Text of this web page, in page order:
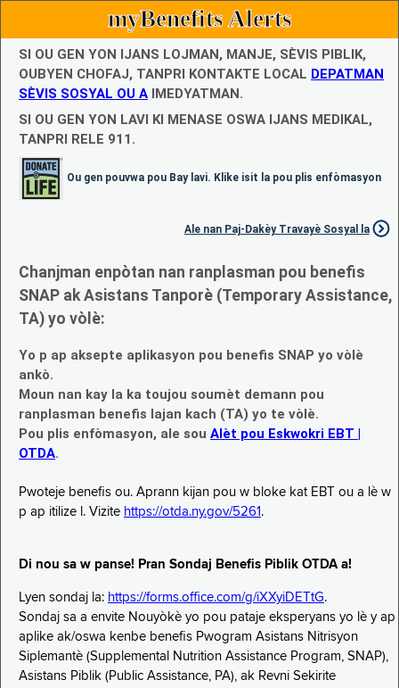
myBenefits Alerts
SI OU GEN YON IJANS LOJMAN, MANJE, SÈVIS PIBLIK,
OUBYEN CHOFAJ, TANPRI KONTAKTE LOCAL DEPATMAN
SÈVIS SOSYAL OU A IMEDYATMAN.
SI OU GEN YON LAVI KI MENASE OSWA IJANS MEDIKAL,
TANPRI RELE 911.
Ou gen pouvwa pou Bay lavi. Klike isit la pou plis enfòmasyon
Ale nan Paj-Dakèy Travayè Sosyal la
Chanjman enpòtan nan ranplasman pou benefis
SNAP ak Asistans Tanporè (Temporary Assistance,
TA) yo vòlè:
Yo p ap aksepte aplikasyon pou benefis SNAP yo vòlè
ankò.
Moun nan kay la ka toujou soumèt demann pou
ranplasman benefis lajan kach (TA) yo te vòlè.
Pou plis enfòmasyon, ale sou Alèt pou Eskwokri EBT |
OTDA.
Pwoteje benefis ou. Aprann kijan pou w bloke kat EBT ou a lè w
p ap itilize l. Vizite https://otda.ny.gov/5261 .
Di nou sa w panse! Pran Sondaj Benefis Piblik OTDA a!
Lyen sondaj la: https://forms.office.com/g/iXXyiDETtG.
Sondaj sa a envite Nouyòkè yo pou pataje eksperyans yo lè y ap
aplike ak/oswa kenbe benefis Pwogram Asistans Nitrisyon
Siplemantè (Supplemental Nutrition Assistance Program, SNAP),
Asistans Piblik (Public Assistance, PA), ak Revni Sekirite